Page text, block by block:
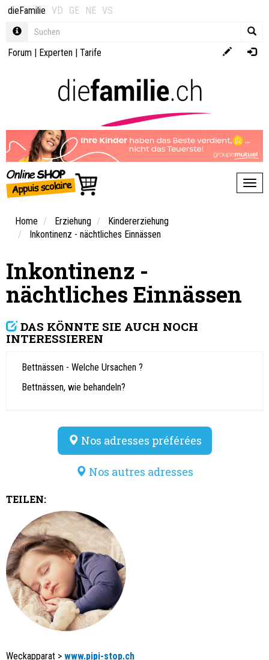
dieFamilie VD GE NE VS
Forum | Experten | Tarife
Home Erziehung
Kindererziehung
Inkontinenz - nächtliches Einnässen
Inkontinenz -
nächtliches Einnässen
DAS KÖNNTE SIE AUCH NOCH
INTERESSIEREN
Bettnässen - Welche Ursachen ?
Bettnässen, wie behandeln?
Nos adresses préférées
Nos autres adresses
TEILEN:
Weckapparat > www.pipi-stop.ch